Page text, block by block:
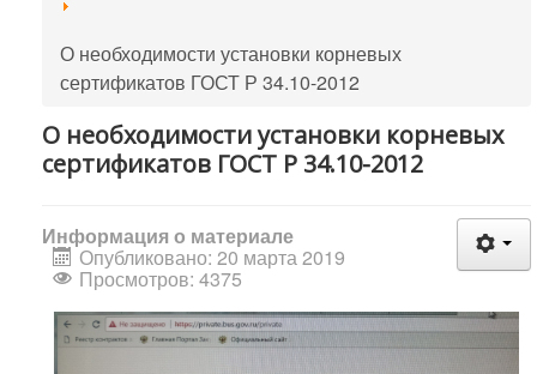
О необходимости установки корневых
сертификатов ГОСТ Р 34.10-2012
О необходимости установки корневых
сертификатов ГОСТ Р 34.10-2012
Информация о материале
Опубликовано: 20 марта 2019
Просмотров: 4375